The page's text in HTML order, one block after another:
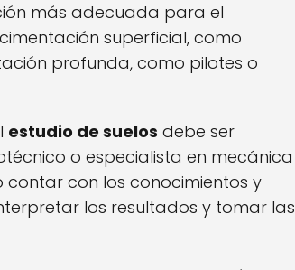
más adecuada para el
superficial, como
profunda, como pilotes o
estudio de suelos debe ser
o especialista en mecánica
contar con los conocimientos y
los resultados y tomar las